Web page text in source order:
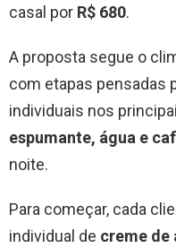
casal por R$ 680.
A proposta segue o
com etapas pensadas
individuais nos
espumante, água e
noite.
Para começar, cada
individual de creme de